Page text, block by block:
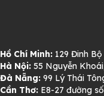
Hồ Chí Minh: 129 Đinh
Hà Nội: 55 Nguyễn
Đà Nẵng: 99 Lý Thái
Cần Thơ: E8-27 đường